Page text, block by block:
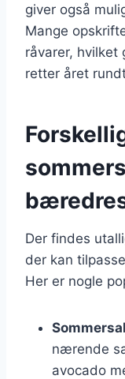
giver også
Mange
råvarer, hvilket
retter året
Der findes
der kan
Her er nogle
nærende
avocado